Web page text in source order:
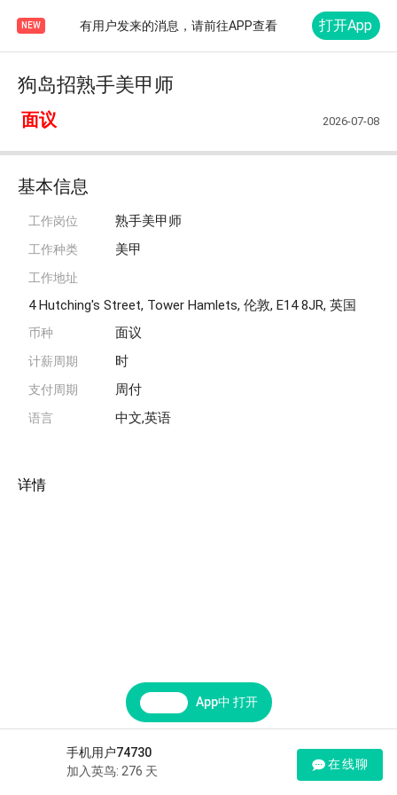
NEW 有用户发来的消息，请前往APP查看 打开App
狗岛招熟手美甲师
面议 2026-07-08
基本信息
工作岗位 熟手美甲师
工作种类 美甲
工作地址
4 Hutching's Street, Tower Hamlets, 伦敦, E14 8JR, 英国
币种 面议
计薪周期 时
支付周期 周付
语言 中文,英语
详情
App中 打开
手机用户74730
加入英鸟: 276 天
在线聊